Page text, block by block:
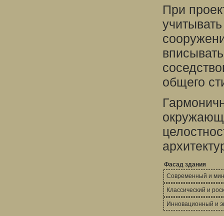
При
общего
Фасад здания
Современный и
Классический и
Инновационный и